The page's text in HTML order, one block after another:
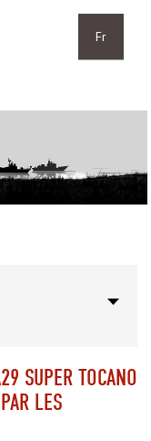
Fr
SUPER TOCANO
LES